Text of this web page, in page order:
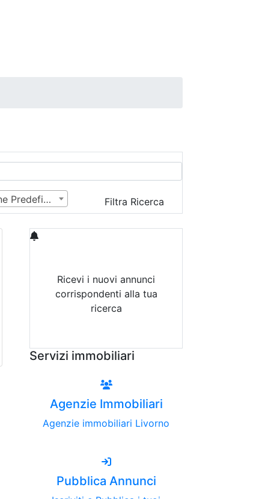
Ordine Predefinito Filtra Ricerca
Ricevi i nuovi annunci
corrispondenti alla tua
ricerca
Servizi immobiliari
Agenzie Immobiliari
Agenzie immobiliari Livorno
Pubblica Annunci